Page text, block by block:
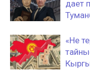
дает
«Не